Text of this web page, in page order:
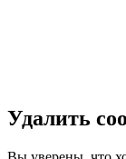
Удалить